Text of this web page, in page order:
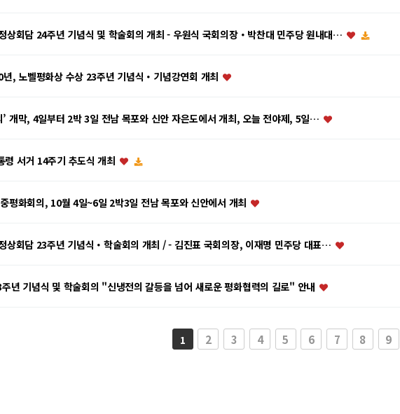
상회담 24주년 기념식 및 학술회의 개최 - 우원식 국회의장・박찬대 민주당 원내대…
, 노벨평화상 수상 23주년 기념식・기념강연회 개최
’ 개막, 4일부터 2박 3일 전남 목포와 신안 자은도에서 개최, 오늘 전야제, 5일…
령 서거 14주기 추도식 개최
평화회의, 10월 4일~6일 2박3일 전남 목포와 신안에서 개최
상회담 23주년 기념식・학술회의 개최 / - 김진표 국회의장, 이재명 민주당 대표…
년 기념식 및 학술회의 "신냉전의 갈등을 넘어 새로운 평화협력의 길로" 안내
1 2 3 4 5 6 7 8 9